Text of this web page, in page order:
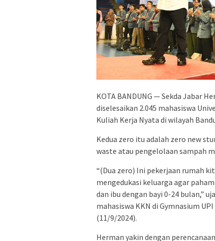
KOTA BANDUNG — Sekda Jabar
diselesaikan 2.045 mahasiswa
Kuliah Kerja Nyata di wilayah
Kedua zero itu adalah zero new
waste atau pengelolaan sampah
“(Dua zero) Ini pekerjaan rumah
mengedukasi keluarga agar
dan ibu dengan bayi 0-24 bulan,”
mahasiswa KKN di Gymnasium
(11/9/2024).
Herman yakin dengan